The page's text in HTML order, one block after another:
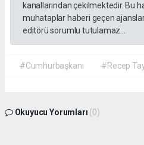
kanallarından çekilmektedir. Bu
muhataplar haberi geçen
editörü sorumlu tutulamaz...
#Cumhurbaşkanı #Recep
Okuyucu Yorumları (0)